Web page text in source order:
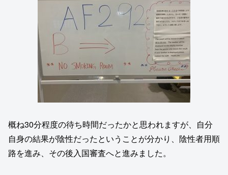
概ね30分程度の待ち時間だったかと思われますが、自分
自身の結果が陰性だったということが分かり、陰性者用順
路を進み、その後入国審査へと進みました。